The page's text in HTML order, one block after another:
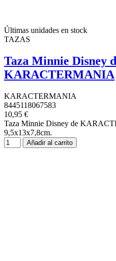
Últimas unidades en stock
TAZAS
Taza Minnie Disney
KARACTERMANIA
KARACTERMANIA
8445118067583
10,95 €
Taza Minnie Disney de
9,5x13x7,8cm.
Añadir al carrito